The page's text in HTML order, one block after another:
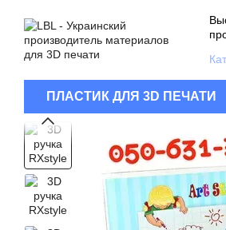
ПЛАСТИК ДЛЯ 3D ПЕЧАТИ